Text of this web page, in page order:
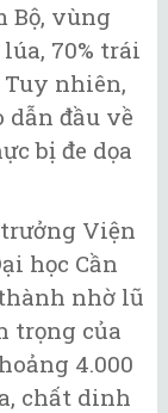
Bộ, vùng
70% trái
Tuy nhiên,
đầu về
bị đe dọa
Viện
học Cần
nhờ lũ
trọng của
4.000
chất dinh